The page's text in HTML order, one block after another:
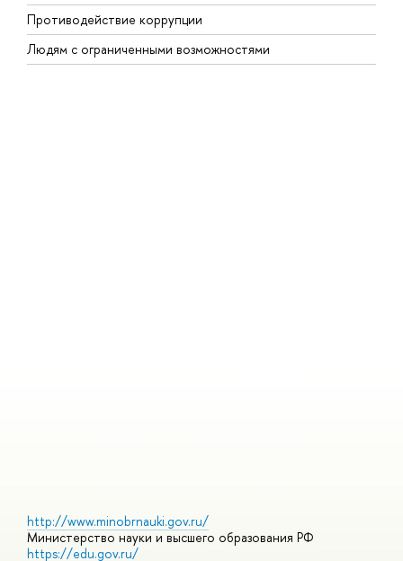
Противодействие коррупции
Людям с ограниченными возможностями
http://www.minobrnauki.gov.ru/
Министерство науки и высшего образования РФ
https://edu.gov.ru/